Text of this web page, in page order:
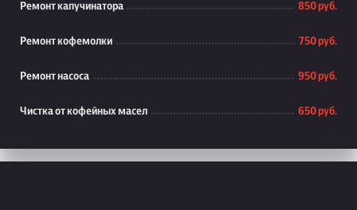
Ремонт капучинатора 850 руб.
Ремонт кофемолки 750 руб.
Ремонт насоса 950 руб.
Чистка от кофейных масел 650 руб.